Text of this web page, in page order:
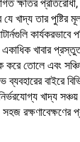
ক্ষতির
খাদ্য তার পুষ্টির
কার্যকরভাবে
খাবার
করে তোলে এবং
বাইরে
খাদ্য সঞ্চয়
রক্ষণাবেক্ষণের